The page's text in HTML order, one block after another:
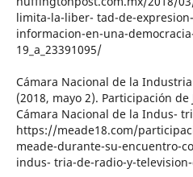
limita-la-liber- tad-de-
informacion-en-una-
19_a_23391095/
Cámara Nacional de la
(2018, mayo 2). Participación
Cámara Nacional de la Indus-
https://meade18.com/
meade-durante-su-encuentro-
indus- tria-de-radio-y-